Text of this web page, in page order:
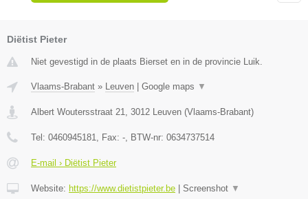
Diëtist Pieter
Niet gevestigd in de plaats Bierset en in de provincie Luik.
Vlaams-Brabant » Leuven | Google maps ▼
Albert Woutersstraat 21 3012 Leuven (Vlaams-Brabant)
Tel: 0460945181 , Fax: - , BTW-nr: 0634737514
E-mail › Diëtist Pieter
Website: https://www.dietistpieter.be | Screenshot ▼